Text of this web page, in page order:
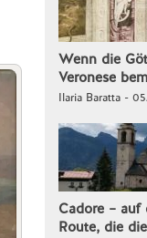
Wenn die
Veronese
Ilaria Baratta -
Cadore – auf
Route, die